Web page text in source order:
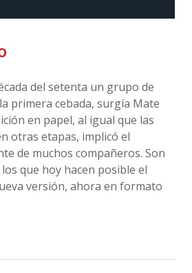
del setenta un grupo de
primera cebada, surgía Mate
en papel, al igual que las
otras etapas, implicó el
de muchos compañeros. Son
que hoy hacen posible el
versión, ahora en formato